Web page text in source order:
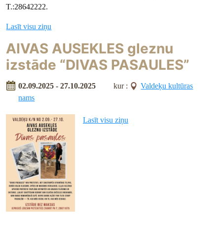
T.:28642222.
Lasīt visu ziņu
AIVAS AUSEKLES gleznu
izstāde “DIVAS PASAULES”
02.09.2025 - 27.10.2025 kur :
Valdeķu kultūras
nams
Lasīt visu ziņu